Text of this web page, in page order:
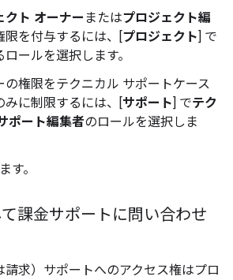
クト オーナー またはプロジェクト編
限を付与するには、[プロジェクト] で
ールを選択します。
の権限をテクニカル サポートケース
みに制限するには、[サポート] でテク
ポート編集者のロールを選択しま
す。
課金サポートに問い合わせ
請求）サポートへのアクセス権はプロ